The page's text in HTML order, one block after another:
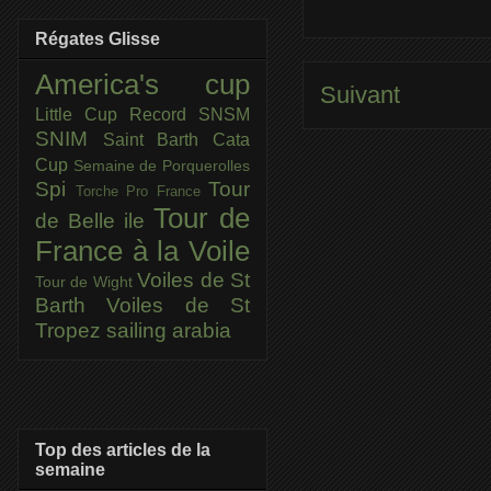
Suivant
Régates Glisse
America's cup
Little Cup Record SNSM
SNIM
Saint Barth Cata
Cup Semaine de Porquerolles
Spi Torche Pro France Tour
de Belle ile Tour de
France à la Voile
Tour de Wight Voiles de St
BarthVoiles de St
Tropez sailing arabia
Top des articles de la
semaine